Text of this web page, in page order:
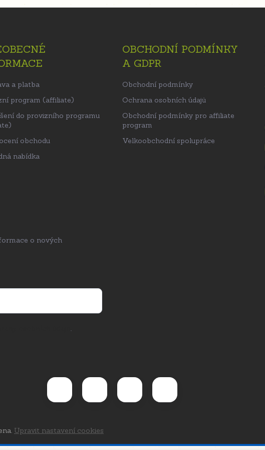
a platba
program (affiliate)
do provizního programu
obchodu
nabídka
OBCHODNÍ PODMÍNKY
A GDPR
Obchodní podmínky
Ochrana osobních údajů
Obchodní podmínky pro affiliate
program
Velkoobchodní spolupráce
o nových
Upravit nastavení cookies